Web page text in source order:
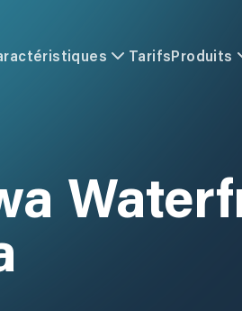
TarifsProduits